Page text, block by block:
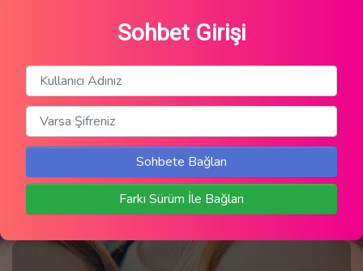
Sohbet Girişi
Sohbete Bağlan
Farkı Sürüm İle Bağlan